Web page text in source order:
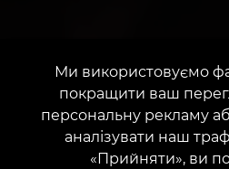
Ми використовуємо
покращити ваш
персональну рекламу
аналізувати наш
«Прийняти», ви